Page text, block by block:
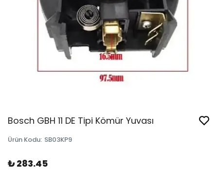
Bosch GBH 11 DE Tipi Kömür Yuvası
Ürün Kodu: SB03KP9
₺ 283.45